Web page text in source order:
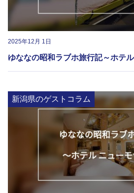
2025年12月 1日
ゆななの昭和ラブホ旅行記～ホテ
新潟県のゲストコラム